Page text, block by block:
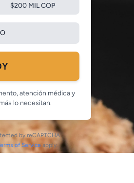
$200 MIL COP
atención médica y
lo necesitan.
by reCAPTCHA
of Serviceapply.